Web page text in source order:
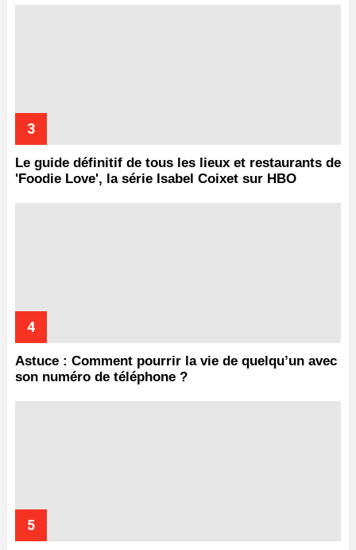
Le guide définitif de tous les lieux et restaurants de
'Foodie Love', la série Isabel Coixet sur HBO
Astuce : Comment pourrir la vie de quelqu’un avec
son numéro de téléphone ?